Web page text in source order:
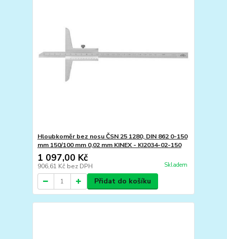
Hloubkoměr bez nosu ČSN 25 1280, DIN 862 0-150
mm 150/100 mm 0,02 mm KINEX - KI2034-02-150
1 097,00 Kč
906,61 Kč bez DPH Skladem
Přidat do košíku